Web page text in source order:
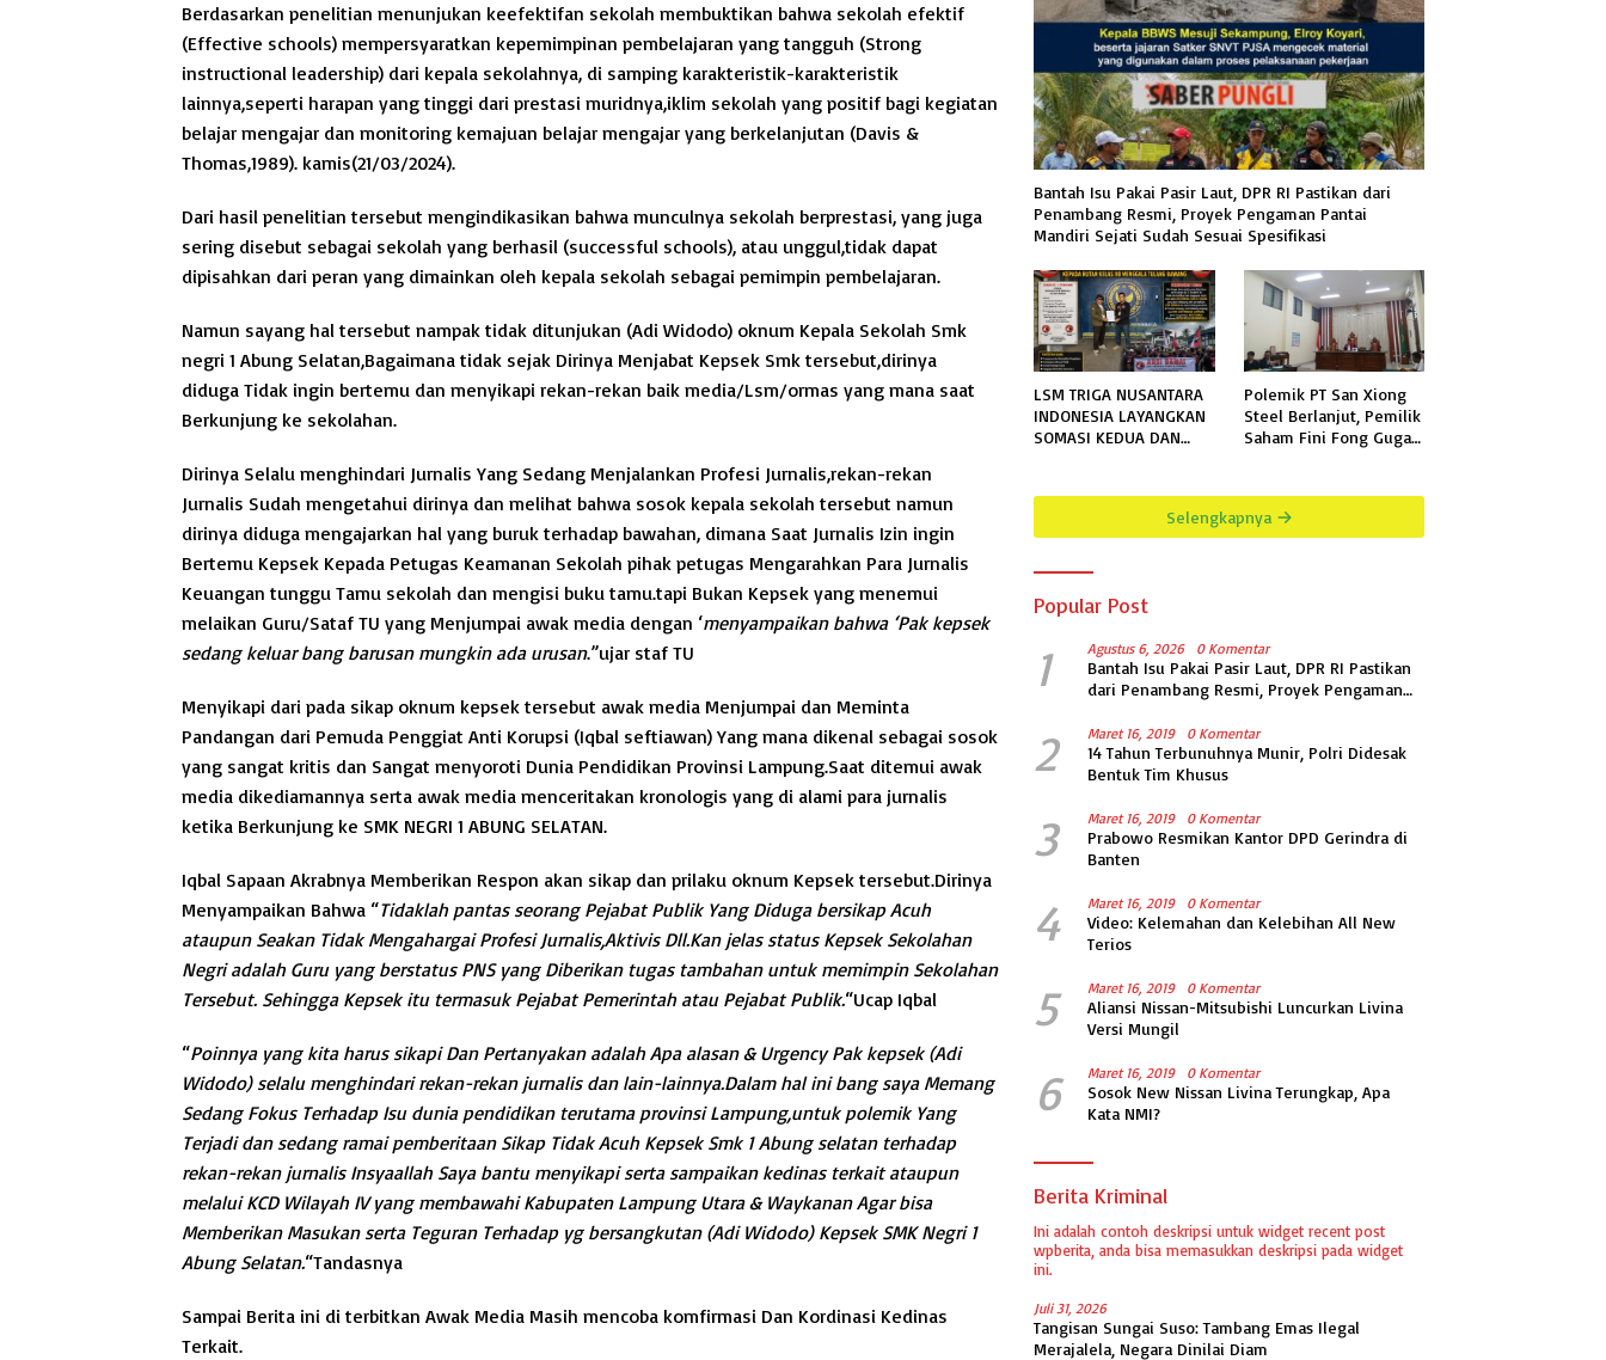
Berdasarkan penelitian menunjukan keefektifan sekolah membuktikan bahwa sekolah efektif
(Effective schools) mempersyaratkan kepemimpinan pembelajaran yang tangguh (Strong
instructional leadership) dari kepala sekolahnya, di samping karakteristik-karakteristik
lainnya,seperti harapan yang tinggi dari prestasi muridnya,iklim sekolah yang positif bagi kegiatan
belajar mengajar dan monitoring kemajuan belajar mengajar yang berkelanjutan (Davis &
Thomas,1989). kamis(21/03/2024).
Dari hasil penelitian tersebut mengindikasikan bahwa munculnya sekolah berprestasi, yang juga
sering disebut sebagai sekolah yang berhasil (successful schools), atau unggul,tidak dapat
dipisahkan dari peran yang dimainkan oleh kepala sekolah sebagai pemimpin pembelajaran.
Namun sayang hal tersebut nampak tidak ditunjukan (Adi Widodo) oknum Kepala Sekolah Smk
negri 1 Abung Selatan,Bagaimana tidak sejak Dirinya Menjabat Kepsek Smk tersebut,dirinya
diduga Tidak ingin bertemu dan menyikapi rekan-rekan baik media/Lsm/ormas yang mana saat
Berkunjung ke sekolahan.
Dirinya Selalu menghindari Jurnalis Yang Sedang Menjalankan Profesi Jurnalis,rekan-rekan
Jurnalis Sudah mengetahui dirinya dan melihat bahwa sosok kepala sekolah tersebut namun
dirinya diduga mengajarkan hal yang buruk terhadap bawahan, dimana Saat Jurnalis Izin ingin
Bertemu Kepsek Kepada Petugas Keamanan Sekolah pihak petugas Mengarahkan Para Jurnalis
Keuangan tunggu Tamu sekolah dan mengisi buku tamu.tapi Bukan Kepsek yang menemui
melaikan Guru/Sataf TU yang Menjumpai awak media dengan ‘menyampaikan bahwa ‘Pak kepsek
sedang keluar bang barusan mungkin ada urusan.”ujar staf TU
Menyikapi dari pada sikap oknum kepsek tersebut awak media Menjumpai dan Meminta
Pandangan dari Pemuda Penggiat Anti Korupsi (Iqbal seftiawan) Yang mana dikenal sebagai sosok
yang sangat kritis dan Sangat menyoroti Dunia Pendidikan Provinsi Lampung.Saat ditemui awak
media dikediamannya serta awak media menceritakan kronologis yang di alami para jurnalis
ketika Berkunjung ke SMK NEGRI 1 ABUNG SELATAN.
Iqbal Sapaan Akrabnya Memberikan Respon akan sikap dan prilaku oknum Kepsek tersebut.Dirinya
Menyampaikan Bahwa “Tidaklah pantas seorang Pejabat Publik Yang Diduga bersikap Acuh
ataupun Seakan Tidak Mengahargai Profesi Jurnalis,Aktivis Dll.Kan jelas status Kepsek Sekolahan
Negri adalah Guru yang berstatus PNS yang Diberikan tugas tambahan untuk memimpin Sekolahan
Tersebut. Sehingga Kepsek itu termasuk Pejabat Pemerintah atau Pejabat Publik.“Ucap Iqbal
“Poinnya yang kita harus sikapi Dan Pertanyakan adalah Apa alasan & Urgency Pak kepsek (Adi
Widodo) selalu menghindari rekan-rekan jurnalis dan lain-lainnya.Dalam hal ini bang saya Memang
Sedang Fokus Terhadap Isu dunia pendidikan terutama provinsi Lampung,untuk polemik Yang
Terjadi dan sedang ramai pemberitaan Sikap Tidak Acuh Kepsek Smk 1 Abung selatan terhadap
rekan-rekan jurnalis Insyaallah Saya bantu menyikapi serta sampaikan kedinas terkait ataupun
melalui KCD Wilayah IV yang membawahi Kabupaten Lampung Utara & Waykanan Agar bisa
Memberikan Masukan serta Teguran Terhadap yg bersangkutan (Adi Widodo) Kepsek SMK Negri 1
Abung Selatan.“Tandasnya
Sampai Berita ini di terbitkan Awak Media Masih mencoba komfirmasi Dan Kordinasi Kedinas
Terkait.
Bantah Isu Pakai Pasir Laut, DPR RI Pastikan dari
Penambang Resmi, Proyek Pengaman Pantai
Mandiri Sejati Sudah Sesuai Spesifikasi
LSM TRIGA NUSANTARA
INDONESIA LAYANGKAN
SOMASI KEDUA DAN
MENGGALA TERKAIT
Polemik PT San Xiong
Steel Berlanjut, Pemilik
Saham Fini Fong Gugat
Selengkapnya
Popular Post
1 Agustus 6, 2026 0 Komentar
Bantah Isu Pakai Pasir Laut, DPR RI Pastikan
dari Penambang Resmi, Proyek Pengaman
Spesifikasi
2 Maret 16, 2019 0 Komentar
14 Tahun Terbunuhnya Munir, Polri Didesak
Bentuk Tim Khusus
3 Maret 16, 2019 0 Komentar
Prabowo Resmikan Kantor DPD Gerindra di
Banten
4 Maret 16, 2019 0 Komentar
Video: Kelemahan dan Kelebihan All New
Terios
5 Maret 16, 2019 0 Komentar
Aliansi Nissan-Mitsubishi Luncurkan Livina
Versi Mungil
6 Maret 16, 2019 0 Komentar
Sosok New Nissan Livina Terungkap, Apa
Kata NMI?
Berita Kriminal
Ini adalah contoh deskripsi untuk widget recent post
wpberita, anda bisa memasukkan deskripsi pada widget
ini.
Juli 31, 2026
Tangisan Sungai Suso: Tambang Emas Ilegal
Merajalela, Negara Dinilai Diam